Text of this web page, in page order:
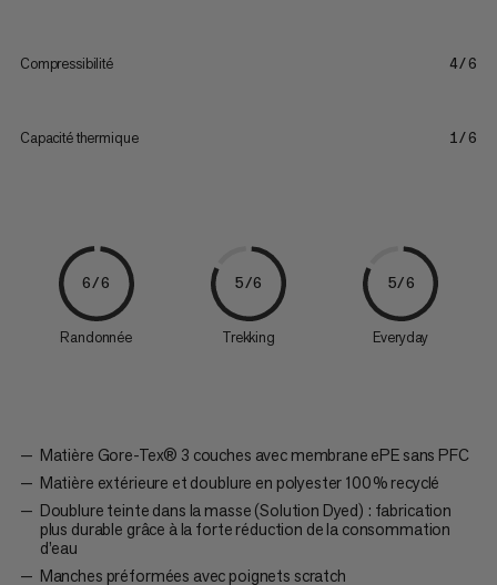
Compressibilité 4/6
Capacité thermique 1/6
6/6
Randonnée
5/6
Trekking
5/6
Everyday
Matière Gore-Tex® 3 couches avec membrane ePE sans PFC
Matière extérieure et doublure en polyester 100 % recyclé
Doublure teinte dans la masse (Solution Dyed) : fabrication
plus durable grâce à la forte réduction de la consommation
d’eau
Manches préformées avec poignets scratch